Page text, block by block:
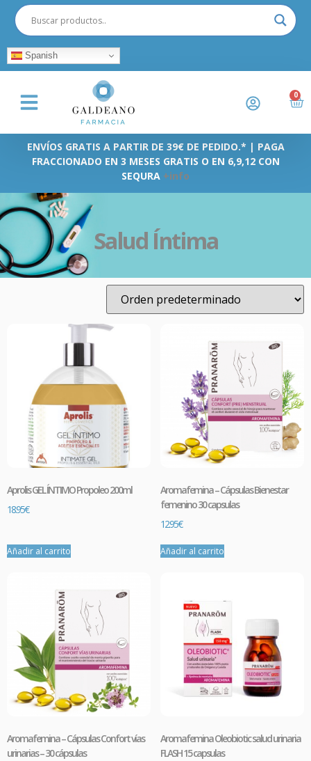
Spanish
0
ENVÍOS GRATIS A PARTIR DE 39€ DE PEDIDO.* | PAGA
FRACCIONADO EN 3 MESES GRATIS O EN 6,9,12 CON
SEQURA +info
Salud Íntima
Aprolis GEL ÍNTIMO Propoleo 200ml
18.95€
Añadir al carrito
Aromafemina – Cápsulas Bienestar
femenino 30 capsulas
12.95€
Añadir al carrito
Aromafemina – Cápsulas Confort vías
urinarias – 30 cápsulas
Aromafemina Oleobiotic salud urinaria
FLASH 15 capsulas